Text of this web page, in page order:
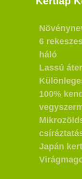
6
háló
Lassú
100%
Japán